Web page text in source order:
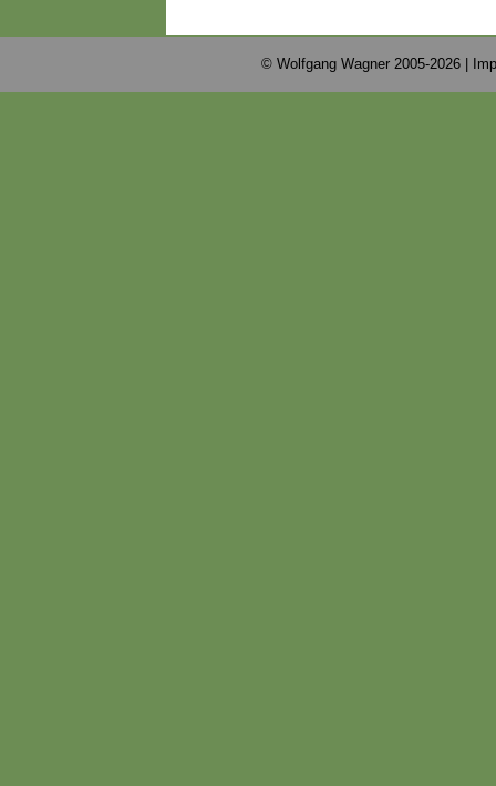
© Wolfgang Wagner 2005-2026 |